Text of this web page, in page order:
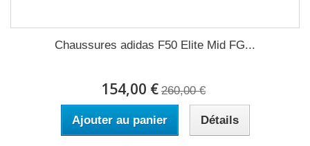
Chaussures adidas F50 Elite Mid FG...
154,00 € 260,00 €
Ajouter au panier Détails